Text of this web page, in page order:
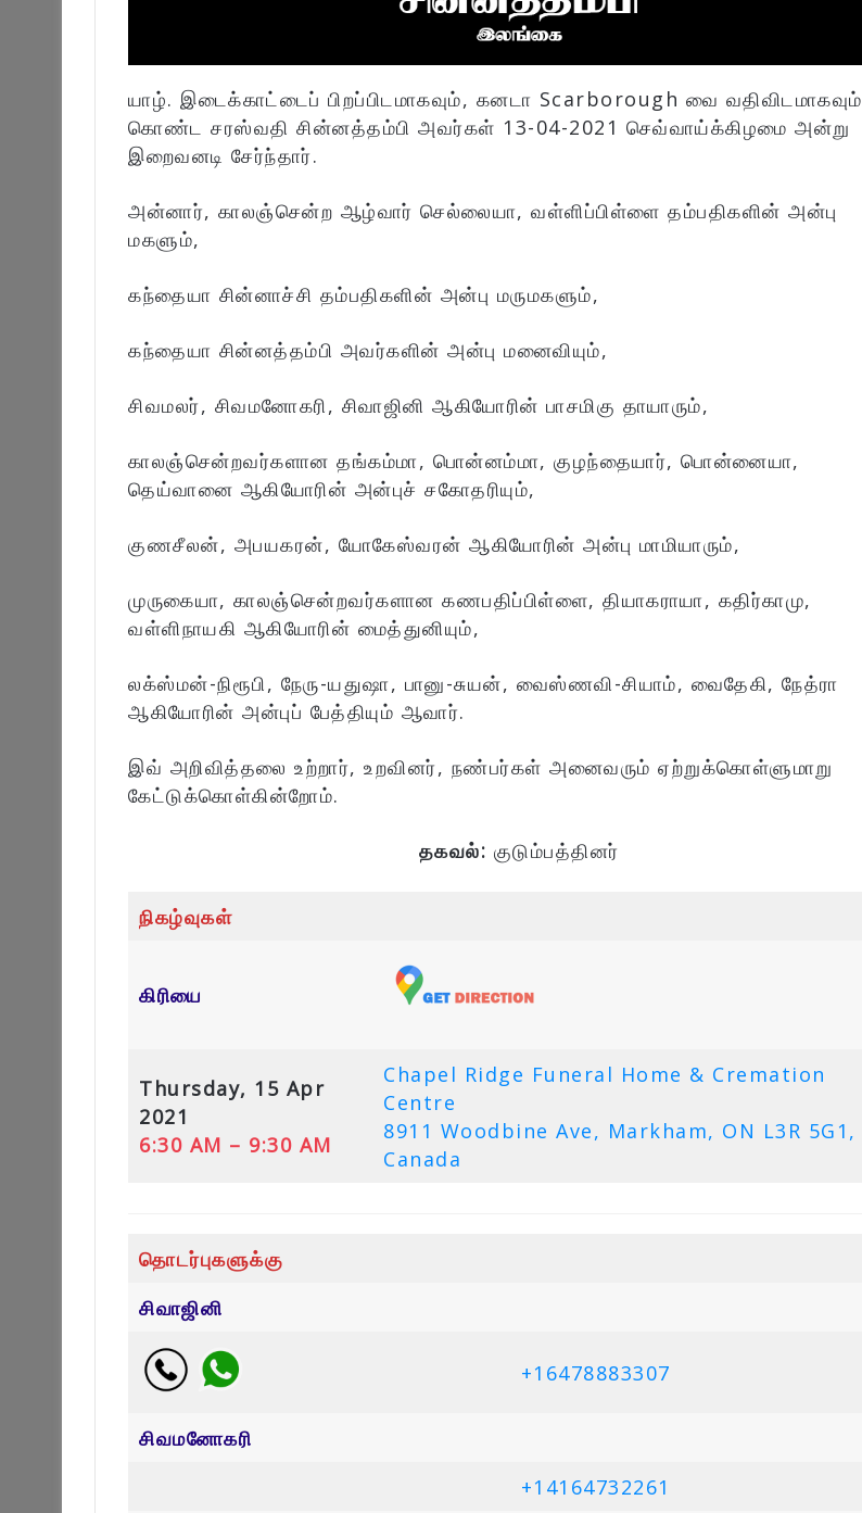
யாழ். இடைக்காட்டைப் பிறப்பிடமாகவும், கனடா Scarborough வை வதிவிடமாகவும்
கொண்ட சரஸ்வதி சின்னத்தம்பி அவர்கள் 13-04-2021 செவ்வாய்க்கிழமை அன்று
இறைவனடி சேர்ந்தார்.
அன்னார், காலஞ்சென்ற ஆழ்வார் செல்லையா, வள்ளிப்பிள்ளை தம்பதிகளின் அன்பு
மகளும்,
கந்தையா சின்னாச்சி தம்பதிகளின் அன்பு மருமகளும்,
கந்தையா சின்னத்தம்பி அவர்களின் அன்பு மனைவியும்,
சிவமலர், சிவமனோகரி, சிவாஜினி ஆகியோரின் பாசமிகு தாயாரும்,
காலஞ்சென்றவர்களான தங்கம்மா, பொன்னம்மா, குழந்தையார், பொன்னையா,
தெய்வானை ஆகியோரின் அன்புச் சகோதரியும்,
குணசீலன், அபயகரன், யோகேஸ்வரன் ஆகியோரின் அன்பு மாமியாரும்,
முருகையா, காலஞ்சென்றவர்களான கணபதிப்பிள்ளை, தியாகராயா, கதிர்காமு,
வள்ளிநாயகி ஆகியோரின் மைத்துனியும்,
லக்ஸ்மன்-நிரூபி, நேரு-யதுஷா, பானு-சுயன், வைஸ்ணவி-சியாம், வைதேகி, நேத்ரா
ஆகியோரின் அன்புப் பேத்தியும் ஆவார்.
இவ் அறிவித்தலை உற்றார், உறவினர், நண்பர்கள் அனைவரும் ஏற்றுக்கொள்ளுமாறு
கேட்டுக்கொள்கின்றோம்.
தகவல்: குடும்பத்தினர்
நிகழ்வுகள்
கிரியை
Thursday, 15 Apr
2021
6:30 AM – 9:30 AM
Chapel Ridge Funeral Home & Cremation
Centre
8911 Woodbine Ave, Markham, ON L3R 5G1,
Canada
தொடர்புகளுக்கு
சிவாஜினி
+16478883307
சிவமனோகரி
+14164732261